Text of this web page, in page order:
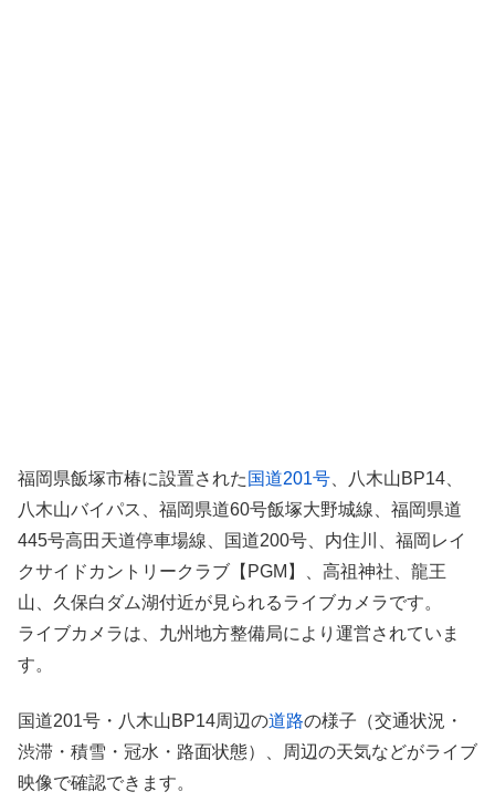
福岡県飯塚市椿に設置された 国道201号 、八木山BP14、
八木山バイパス、福岡県道60号飯塚大野城線、福岡県道
445号高田天道停車場線、国道200号、内住川、福岡レイ
クサイドカントリークラブ【PGM】、高祖神社、龍王
山、久保白ダム湖付近が見られるライブカメラです。
ライブカメラは、九州地方整備局により運営されていま
す。
国道201号・八木山BP14周辺の道路の様子（交通状況・
渋滞・積雪・冠水・路面状態）、周辺の天気などがライブ
映像で確認できます。